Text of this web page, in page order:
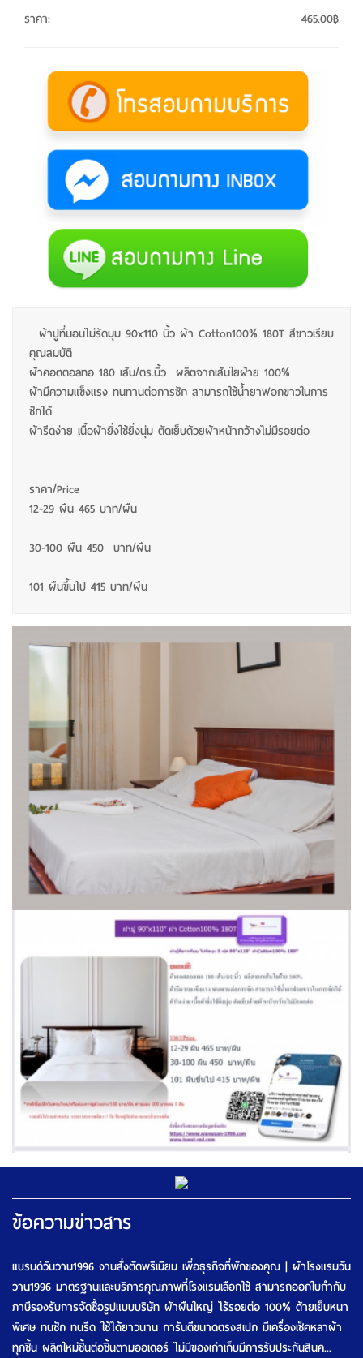
ราคา: 465.00฿
ผ้าปูที่นอนไม่รัดมุม 90x110 นิ้ว ผ้า Cotton100% 180T สีขาวเรียบ
คุณสมบัติ
ผ้าคอตตอลทอ 180 เส้น/ตร.นิ้ว ผลิตจากเส้นใยฝ้าย 100%
ผ้ามีความแข็งแรง ทนทานต่อการซัก สามารถใช้น้ำยาฟอกขาวในการ
ซักได้
ผ้ารีดง่าย เนื้อผ้ายิ่งใช้ยิ่งนุ่ม ตัดเย็บด้วยผ้าหน้ากว้างไม่มีรอยต่อ
ราคา/Price
12-29 ผืน 465 บาท/ผืน
30-100 ผืน 450 บาท/ผืน
101 ผืนขึ้นไป 415 บาท/ผืน
ข้อความข่าวสาร
แบรนด์วันวาน1996 งานสั่งตัดพรีเมียม เพื่อธุรกิจที่พักของคุณ | ผ้าโรงแรมวัน
วาน1996 มาตรฐานและบริการคุณภาพที่โรงแรมเลือกใช้ สามารถออกใบกำกับ
ภาษีรองรับการจัดซื้อรูปแบบบริษัท ผ้าผืนใหญ่ ไร้รอยต่อ 100% ด้ายเย็บหนา
พิเศษ ทนซัก ทนรีด ใช้ได้ยาวนาน การันตีขนาดตรงสเปก มีเครื่องเช็คหลาผ้า
ทุกชิ้น ผลิตใหม่ชิ้นต่อชิ้นตามออเดอร์ ไม่มีของเก่าเก็บมีการรับประกันสินค...